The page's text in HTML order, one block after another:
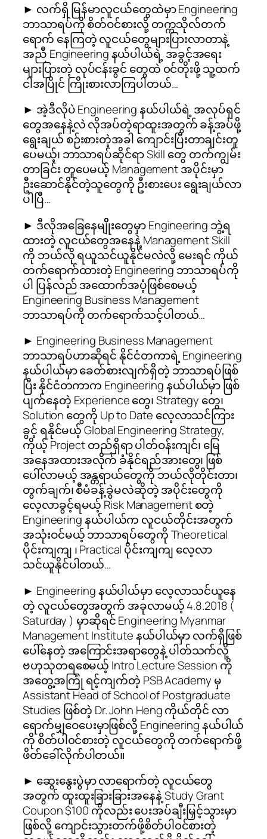
► လက်ရှိ မြန်မာလူငယ်တွေထဲမှာ Engineering
ဘာသာရပ်ကို စိတ်ဝင်စားလို့ တက္ကသိုလ်တက်
ရောက် နေကြတဲ့ လူငယ်တွေများပြားလာတာနဲ့
အညီ Engineering နယ်ပါယ်ရဲ့ အခွင့်အရေး
များပြားတဲ့ လုပ်ငန်းခွင် တွေထဲ ၀င်တိုးဖို့ သူ့ထက်
ငါအပြိုင် ကြိုးစားလာကြပါတယ်…
► အဲ့ဒီလိုပဲ Engineering နယ်ပါယ်ရဲ့ အလုပ်ရှင်
တွေအနေနဲ့လဲ လိုအပ်တဲ့ရာထူးအတွက် ခန့်အပ်ဖို့
ရွေးချယ် စဉ်းစားတဲ့အခါ ကျောင်းပြီးတာချင်းတူ
ပေမယ့်၊ ဘာသာရပ်ဆိုင်ရာ Skill တွေ တက်ကျွမ်း
တာခြင်း တူပေမယ့် Management အပိုင်းမှာ
ဦးဆောင်နိုင်တဲ့သူတွေကို ဦးစားပေး ရွေးချယ်လာ
ပါပြီ…
► ဒီလိုအခြေနေမျိိုးတွေမှာ Engineering ဘွဲ့ရ
ထားတဲ့ လူငယ်တွေအနေနဲ့ Management Skill
ကို ဘယ်လို ရယူသင်ယူနိုင်မလဲလို့ မေးရင် ကိုယ်
တက်ရောက်ထားတဲ့ Engineering ဘာသာရပ်ကို
ပါ ပြန်လည် အထောက်အပံ့ဖြစ်စေမယ့်
Engineering Business Management
ဘာသာရပ်ကို တက်ရောက်သင့်ပါတယ်…
► Engineering Business Management
ဘာသာရပ်ဟာဆိုရင် နိုင်ငံတကာရဲ့ Engineering
နယ်ပါယ်မှာ ခေတ်စားလျက်ရှိတဲ့ ဘာသာရပ်ဖြစ်
ပြီး နိုင်ငံတကာက Engineering နယ်ပါယ်မှာ ဖြစ်
ပျက်နေတဲ့ Experience တွေ၊ Strategy တွေ၊
Solution တွေကို Up to Date လေ့လာသင်ကြား
ခွင့် ရနိုင်မယ့် Global Engineering Strategy,
ကိုယ့် Project တည်ရှိရာ ပါတ်ဝန်းကျင်၊ မြေ
အနေအထားအလိုက် ခံနိုင်ရည်အားတွေ၊ ဖြစ်
ပေါ်လာမယ့် အန္တရာယ်တွေကို ဘယ်လိုတိုင်းတာ၊
တွက်ချက်၊ စီမံခန့်ခွဲမလဲဆိုတဲ့ အပိုင်းတွေကို
လေ့လာခွင့်ရမယ့် Risk Management စတဲ့
Engineering နယ်ပါယ်က လူငယ်တိုင်းအတွက်
အသုံးဝင်မယ့် ဘာသာရပ်တွေကို Theoretical
ပိုင်းကျကျ ၊ Practical ပိုင်းကျကျ လေ့လာ
သင်ယူနိုင်ပါတယ်…
► Engineering နယ်ပါယ်မှာ လေ့လာသင်ယူနေ
တဲ့ လူငယ်တွေအတွက် အခုလာမယ့် 4.8.2018 (
Saturday ) မှာဆိုရင် Engineering Myanmar
Management Institute နယ်ပါယ်မှာ လက်ရှိဖြစ်
ပေါ်နေတဲ့ အကြောင်းအရာတွေနဲ့ ပါတ်သက်လို့
ဗဟုသုတရစေမယ့် Intro Lecture Session ကို
အတွေ့အကြုံ ရင့်ကျက်တဲ့ PSB Academy မှ
Assistant Head of School of Postgraduate
Studies ဖြစ်တဲ့ Dr. John Heng ကိုယ်တိုင် လာ
ရောက်မျှဝေပေးမှာဖြစ်လို့ Engineering နယ်ပါယ်
ကို စိတ်ပါ၀င်စားတဲ့ လူငယ်တွေကို တက်ရောက်ဖို့
ဖိတ်ခေါ်လိုက်ပါတယ်။
► ဆွေးနွေးပွဲမှာ လာရောက်တဲ့ လူငယ်တွေ
အတွက် ထူးထူးခြားခြားအနေနဲ့ Study Grant
Coupon $100 ကိုလည်း ပေးအပ်ချီးမြှင့်သွားမှာ
ဖြစ်လို့ ကျောင်းသွားတက်ဖို့စိတ်ပါ၀င်စားတဲ့